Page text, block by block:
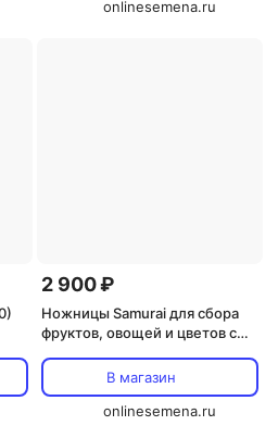
onlinesemena.ru
2 900 ₽
Ножницы Samurai для сбора
фруктов, овощей и цветов с
В магазин
onlinesemena.ru